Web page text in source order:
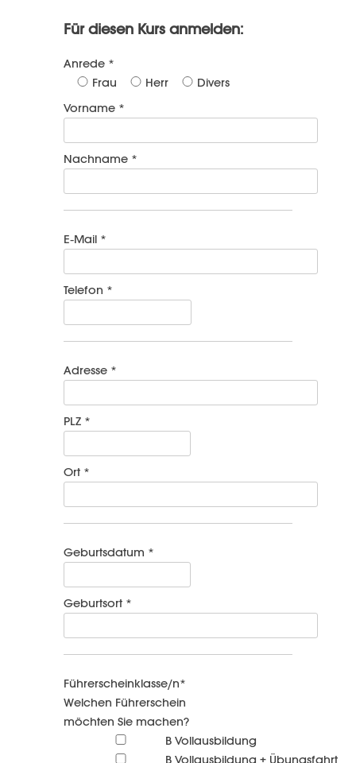
Für diesen Kurs anmelden:
Anrede *
Frau
Herr
Divers
Vorname *
Nachname *
E-Mail *
Telefon *
Adresse *
PLZ *
Ort *
Geburtsdatum *
Geburtsort *
Führerscheinklasse/n*
Welchen Führerschein
möchten Sie machen?
B Vollausbildung
B Vollausbildung + Übungsfahrt